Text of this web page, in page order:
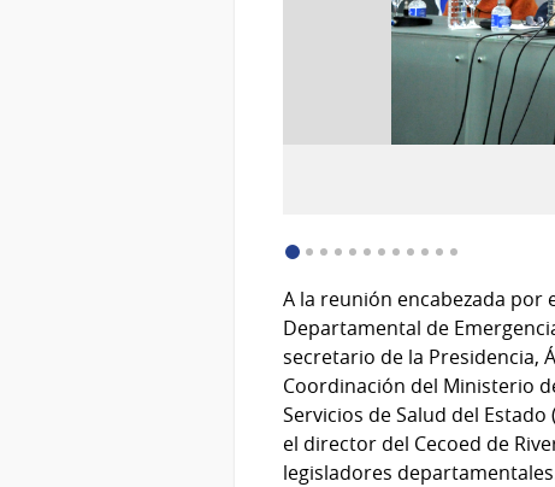
A la reunión encabezada por
Departamental de
secretario de la Presidencia,
Coordinación del Ministerio
Servicios de Salud del
el director del Cecoed de
legisladores